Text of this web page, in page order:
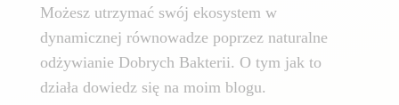
Możesz utrzymać swój ekosystem w
dynamicznej równowadze poprzez naturalne
odżywianie Dobrych Bakterii. O tym jak to
działa dowiedz się na moim blogu.